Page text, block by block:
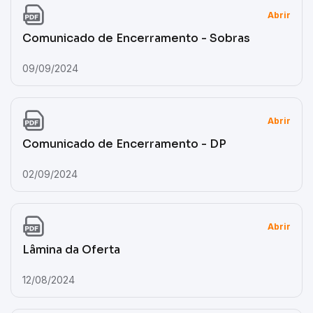
Abrir
Comunicado de Encerramento - Sobras
09/09/2024
Abrir
Comunicado de Encerramento - DP
02/09/2024
Abrir
Lâmina da Oferta
12/08/2024